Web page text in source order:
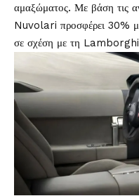
αμαξώματος. Με βάση τις
Nuvolari προσφέρει 30%
σε σχέση με τη